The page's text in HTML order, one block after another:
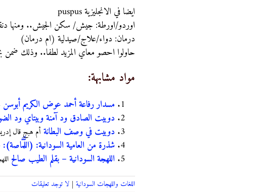
ايضا في الانجليزية puspus
اوردو/اورطة: جيش/ سكن الجيش.. ومنها
درمان: دواء/علاج/صيدلية (ام درمان)
حاولوا احصو معاي المزيد لطفا.. وذلك ضمن
مواد مشابهة:
مسدار رفاعة أحمد عوض الكريم أبوسن
دوبيت الصادق ود آمنة وبيتاي ود
دوبيت في وصف البطانةأم هبج قال
شذرة من العامية السودانية: (اللُّمَّاصة):
اللهجة السودانية – بقلم الطيب صالح
اللغات واللهجات السودانية | لا توجد تعليقات